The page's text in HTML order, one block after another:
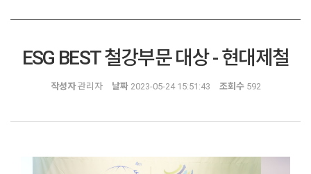
ESG BEST 철강부문 대상 - 현대제철
작성자관리자 날짜2023-05-24 15:51:43 조회수592